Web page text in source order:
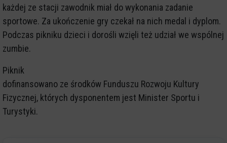
każdej ze stacji zawodnik miał do wykonania zadanie
sportowe. Za ukończenie gry czekał na nich medal i dyplom.
Podczas pikniku dzieci i dorośli wzięli też udział we wspólnej
zumbie.
Piknik
dofinansowano ze środków Funduszu Rozwoju Kultury
Fizycznej, których dysponentem jest Minister Sportu i
Turystyki.